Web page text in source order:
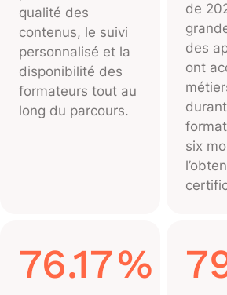
qualité des
contenus, le suivi
personnalisé et la
disponibilité des
formateurs tout au
long du parcours.
de
des
ont
six
76.17%